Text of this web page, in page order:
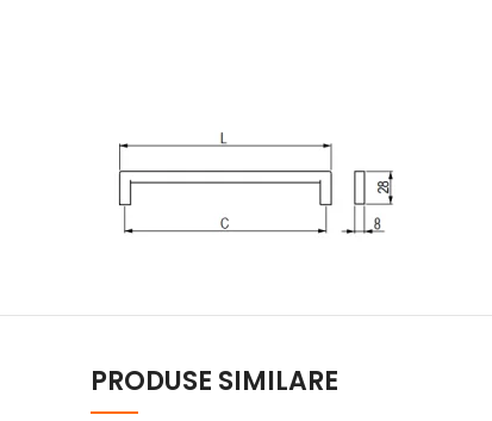
PRODUSE SIMILARE